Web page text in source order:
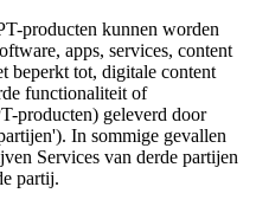
producten kunnen worden
apps, services, content
beperkt tot, digitale content
functionaliteit of
producten) geleverd door
'). In sommige gevallen
Services van derde partijen
partij.